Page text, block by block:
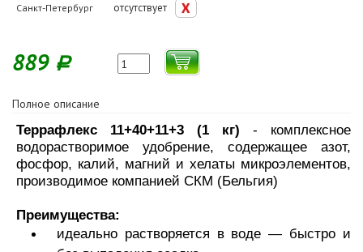
Санкт-Петербург отсутствует
889 Р
Полное описание
Террафлекс 11+40+11+3 (1 кг) - комплексное
водорастворимое удобрение, содержащее азот,
фосфор, калий, магний и хелаты микроэлементов,
производимое компанией СКМ (Бельгия)
Преимущества:
идеально растворяется в воде — быстро и